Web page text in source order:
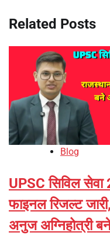
Related Posts
Blog
UPSC सिविल
फाइनल रिजल्ट
अनुज अग्निहोत्री